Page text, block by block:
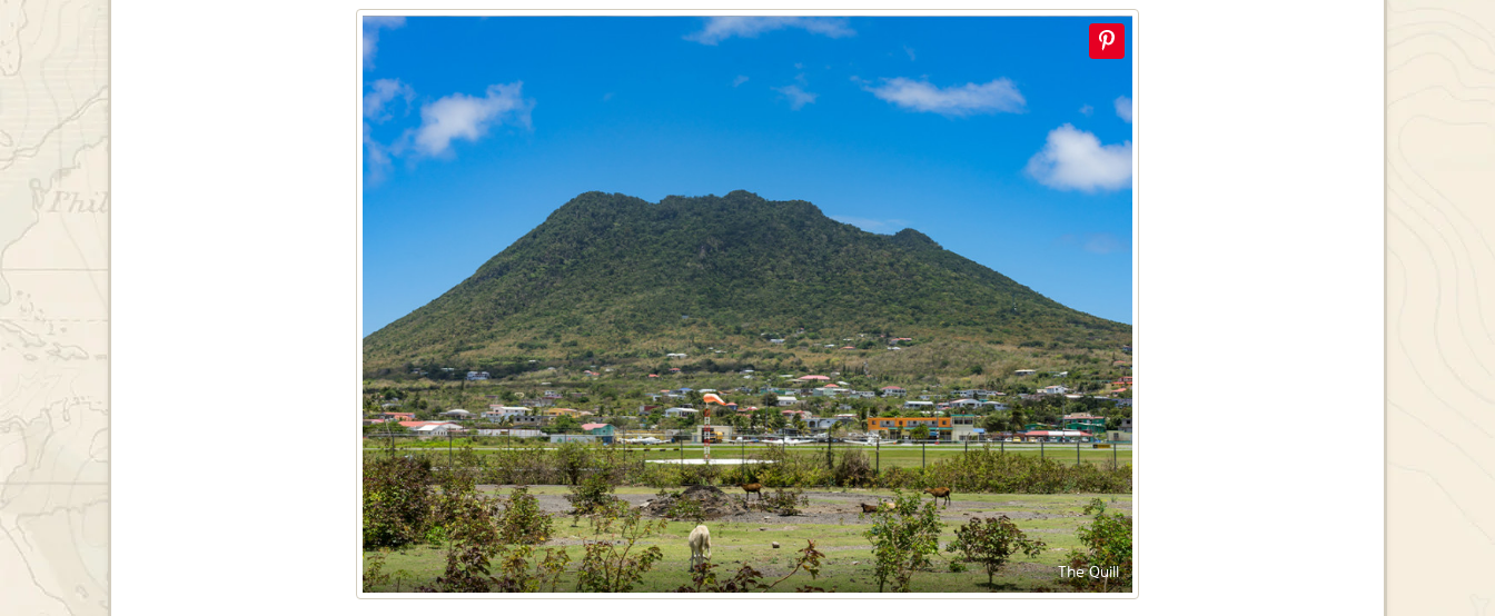
The Quill